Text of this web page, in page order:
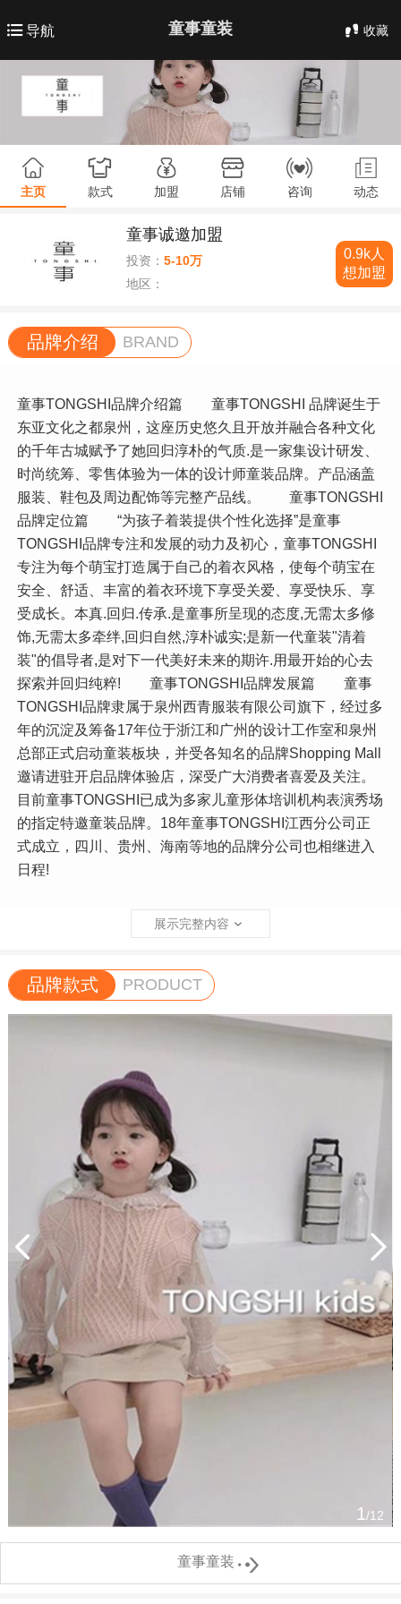
导航 童事童装 收藏
主页 款式 加盟 店铺 咨询 动态
童事诚邀加盟
投资：5-10万
地区：
0.9k人
想加盟
品牌介绍 BRAND
童事TONGSHI品牌介绍篇 童事TONGSHI 品牌诞生于
东亚文化之都泉州，这座历史悠久且开放并融合各种文化
的千年古城赋予了她回归淳朴的气质.是一家集设计研发、
时尚统筹、零售体验为一体的设计师童装品牌。产品涵盖
服装、鞋包及周边配饰等完整产品线。 童事TONGSHI
品牌定位篇 “为孩子着装提供个性化选择”是童事
TONGSHI品牌专注和发展的动力及初心，童事TONGSHI
专注为每个萌宝打造属于自己的着衣风格，使每个萌宝在
安全、舒适、丰富的着衣环境下享受关爱、享受快乐、享
受成长。本真.回归.传承.是童事所呈现的态度,无需太多修
饰,无需太多牵绊,回归自然,淳朴诚实;是新一代童装"清着
装"的倡导者,是对下一代美好未来的期许.用最开始的心去
探索并回归纯粹! 童事TONGSHI品牌发展篇 童事
TONGSHI品牌隶属于泉州西青服装有限公司旗下，经过多
年的沉淀及筹备17年位于浙江和广州的设计工作室和泉州
总部正式启动童装板块，并受各知名的品牌Shopping Mall
邀请进驻开启品牌体验店，深受广大消费者喜爱及关注。
目前童事TONGSHI已成为多家儿童形体培训机构表演秀场
的指定特邀童装品牌。18年童事TONGSHI江西分公司正
式成立，四川、贵州、海南等地的品牌分公司也相继进入
日程!
展示完整内容
品牌款式 PRODUCT
1/12
童事童装